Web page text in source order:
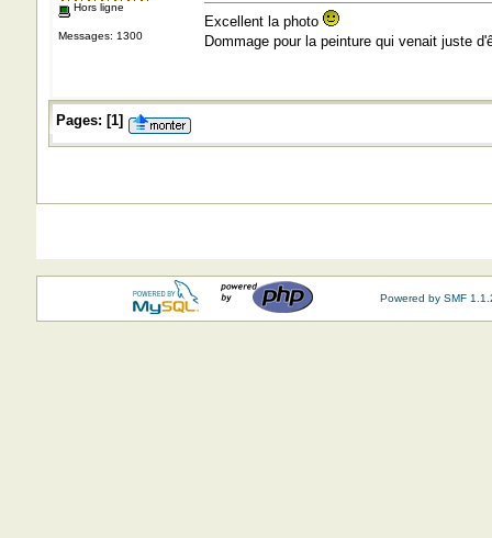
Hors ligne
Messages: 1300
Excellent la photo
Dommage pour la peinture qui venait juste
Pages: [1]
Powered by SMF